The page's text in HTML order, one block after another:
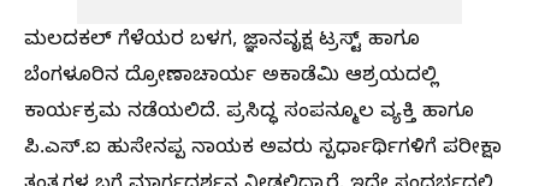
ಮಲದಕಲ್ ಗೆಳೆಯರ ಬಳಗ, ಜ್ಞಾನವೃಕ್ಷ ಟ್ರಸ್ಟ್ ಹಾಗೂ
ಬೆಂಗಳೂರಿನ ದ್ರೋಣಾಚಾರ್ಯ ಅಕಾಡೆಮಿ ಆಶ್ರಯದಲ್ಲಿ
ಕಾರ್ಯಕ್ರಮ ನಡೆಯಲಿದೆ. ಪ್ರಸಿದ್ಧ ಸಂಪನ್ಮೂಲ ವ್ಯಕ್ತಿ ಹಾಗೂ
ಪಿ.ಎಸ್.ಐ ಹುಸೇನಪ್ಪ ನಾಯಕ ಅವರು ಸ್ಪರ್ಧಾರ್ಥಿಗಳಿಗೆ ಪರೀಕ್ಷಾ